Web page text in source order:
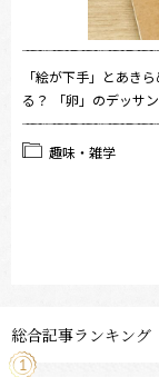
「絵が下手」とあき
る？ 「卵」のデッサ
趣味・雑学
総合記事ランキング